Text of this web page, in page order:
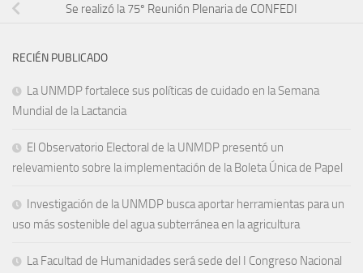
Se realizó la 75º Reunión Plenaria de CONFEDI
RECIÉN PUBLICADO
La UNMDP fortalece sus políticas de cuidado en la Semana
Mundial de la Lactancia
El Observatorio Electoral de la UNMDP presentó un
relevamiento sobre la implementación de la Boleta Única de Papel
Investigación de la UNMDP busca aportar herramientas para un
uso más sostenible del agua subterránea en la agricultura
La Facultad de Humanidades será sede del I Congreso Nacional